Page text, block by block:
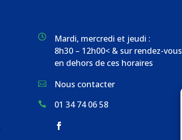

Mardi, mercredi et jeudi :
8h30 – 12h00< & sur rendez-vous
en dehors de ces horaires
 Nous contacter
 01 34 74 06 58